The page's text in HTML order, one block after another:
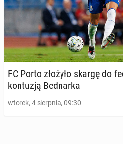
FC Porto złożyło skargę do
kon­tu­zją Bed­nar­ka
wtorek, 4 sierpnia, 09:30